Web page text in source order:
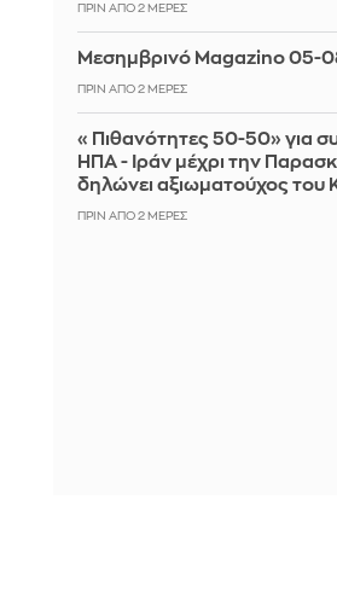
ΠΡΙΝ ΑΠΌ 2 ΜΈΡΕΣ
Μεσημβρινό Magazino 05-
ΠΡΙΝ ΑΠΌ 2 ΜΈΡΕΣ
«Πιθανότητες 50-50» για
ΗΠΑ - Ιράν μέχρι την
δηλώνει αξιωματούχος του
ΠΡΙΝ ΑΠΌ 2 ΜΈΡΕΣ